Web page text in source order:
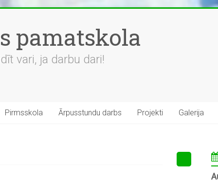
pamatskola
vari, ja darbu dari!
Pirmsskola Ārpusstundu darbs Projekti Galerija